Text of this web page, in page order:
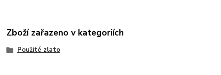
Zboží zařazeno v kategoriích
Použité zlato